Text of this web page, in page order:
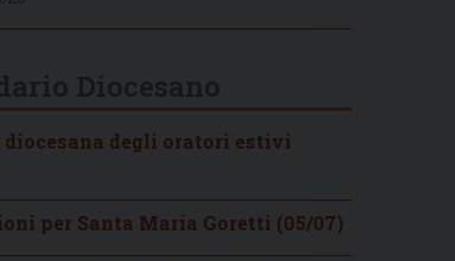
diocesana degli oratori estivi
per Santa Maria Goretti (05/07)